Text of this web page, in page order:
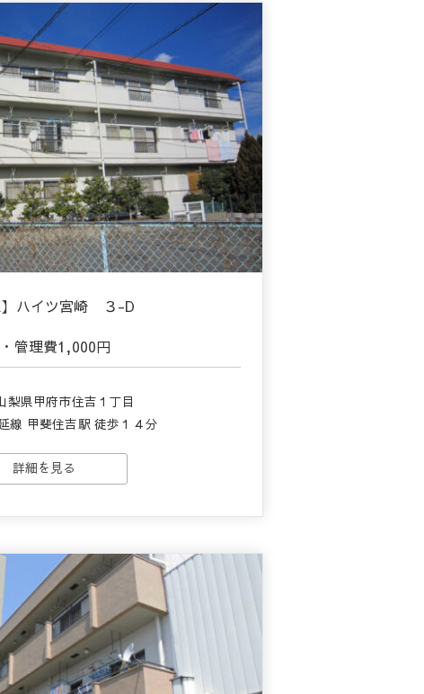
】ハイツ宮崎 ３-D
管理費1,000円
梨県甲府市住吉１丁目
線 甲斐住吉駅 徒歩１４分
詳細を見る